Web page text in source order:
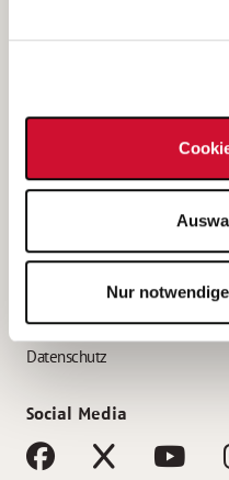
Nur
Bewerbung als
Bewerbung als Erzieher*in
AWO Gliederungen nach
Impressum
Datenschutz
Social Media